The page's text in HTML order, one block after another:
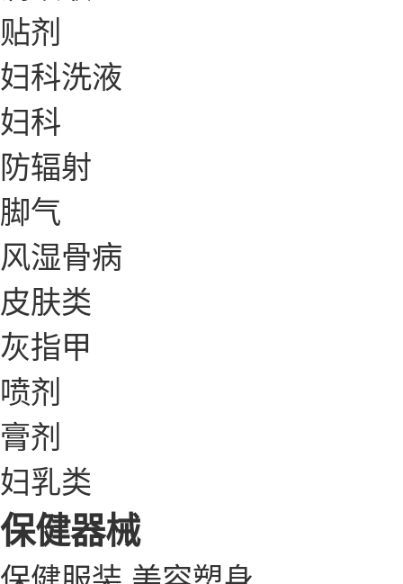
贴剂
妇科洗液
妇科
防辐射
脚气
风湿骨病
皮肤类
灰指甲
喷剂
膏剂
妇乳类
保健器械